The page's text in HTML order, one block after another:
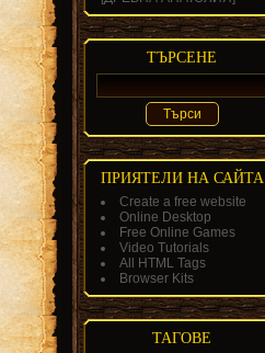
ТЪРСЕНЕ
ПРИЯТЕЛИ НА САЙТА
Create a free website
Online Desktop
Free Online Games
Video Tutorials
All HTML Tags
Browser Kits
ТАГОВЕ